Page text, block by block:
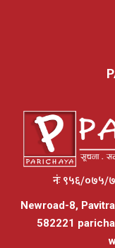
नंः ९५६/
Newroad-8,
582221